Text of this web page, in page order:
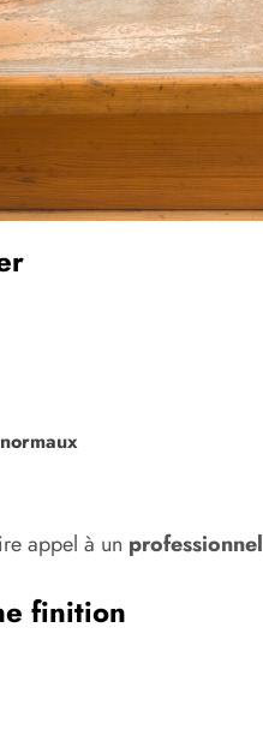
appel à un professionnel
finition